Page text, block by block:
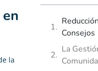
la
Consejos
La